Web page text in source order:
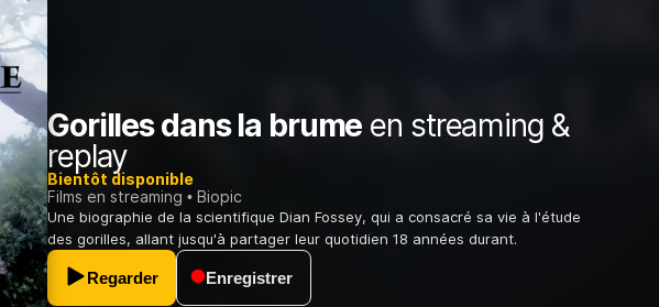
Gorilles dans la brume en streaming &
replay
Bientôt disponible
Films en streaming
Biopic
Une biographie de la scientifique Dian Fossey, qui a consacré sa vie à l'étude
des gorilles, allant jusqu'à partager leur quotidien 18 années durant.
Regarder Enregistrer